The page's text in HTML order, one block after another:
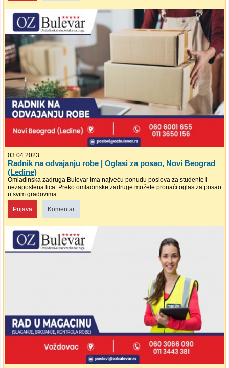
03.04.2023
Radnik na odvajanju robe | Oglasi za posao, Novi Beograd
(Ledine)
Omladinska zadruga Bulevar ima najveću ponudu poslova za studente i
nezaposlena lica. Preko omladinske zadruge možete pronaći oglas za posao
u svim gradovima ...
Prijava Komentar